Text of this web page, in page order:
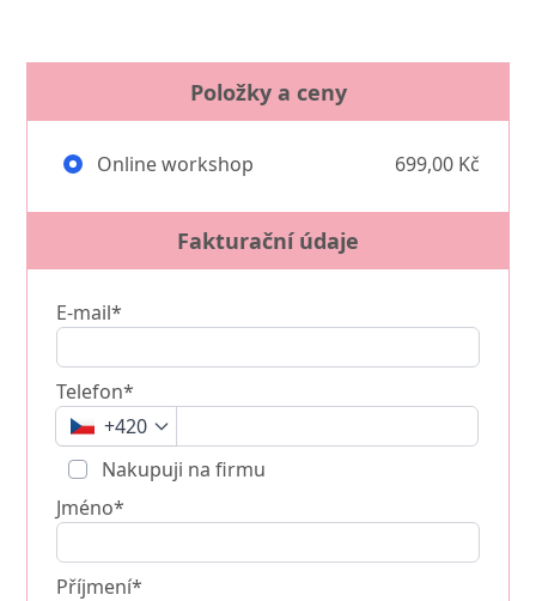
Položky a ceny
Online workshop 699,00 Kč
Fakturační údaje
E-mail*
Telefon*
+420
Nakupuji na firmu
Jméno*
Příjmení*